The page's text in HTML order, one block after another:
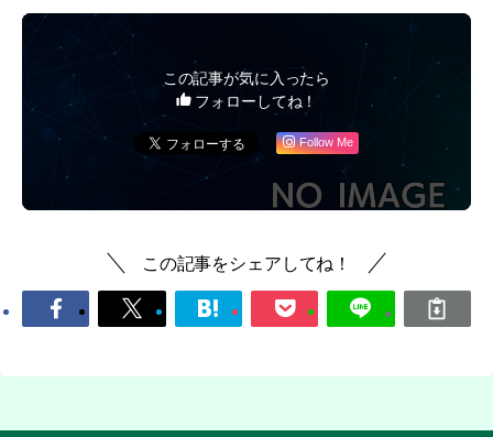
この記事が気に入ったら
フォローしてね！
Follow Me
この記事をシェアしてね！